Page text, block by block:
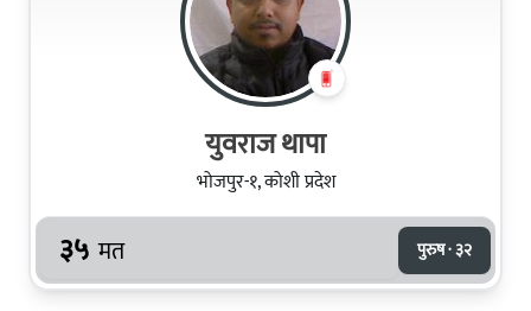
युवराज थापा
भोजपुर-१, कोशी प्रदेश
३५ मत पुरुष · ३२